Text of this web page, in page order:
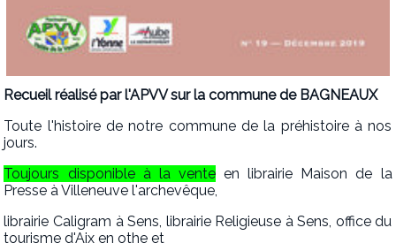
Recueil réalisé par l'APVV sur la commune de BAGNEAUX
Toute l'histoire de notre commune de la préhistoire à nos
jours.
Toujours disponible à la venteen librairie Maison de la
Presse à Villeneuve l'archevêque,
librairie Caligram à Sens, librairie Religieuse à Sens, office du
tourisme d'Aix en othe et